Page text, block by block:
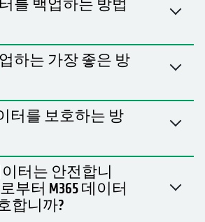
터를 백업하는 방법
업하는 가장 좋은 방
이터를 보호하는 방
이터는 안전합니
부터 M365 데이터
합니까?